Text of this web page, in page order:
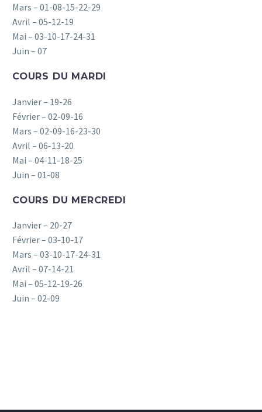
Mars – 01-08-15-22-29
Avril – 05-12-19
Mai – 03-10-17-24-31
Juin – 07
COURS DU MARDI
Janvier – 19-26
Février – 02-09-16
Mars – 02-09-16-23-30
Avril – 06-13-20
Mai – 04-11-18-25
Juin – 01-08
COURS DU MERCREDI
Janvier – 20-27
Février – 03-10-17
Mars – 03-10-17-24-31
Avril – 07-14-21
Mai – 05-12-19-26
Juin – 02-09